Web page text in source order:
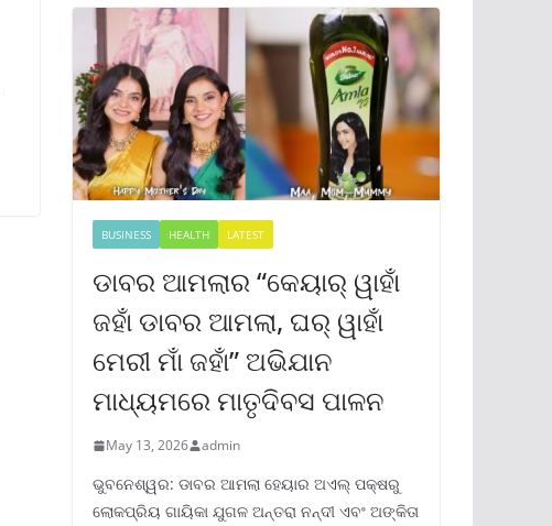
BUSINESS HEALTH LATEST
ଡାବର ଆମଲାର “କେୟାର୍ ୱାହାଁ
ଜହାଁ ଡାବର ଆମଲା, ଘର୍ ୱାହାଁ
ମେରୀ ମାଁ ଜହାଁ” ଅଭିଯାନ
ମାଧ୍ୟମରେ ମାତୃଦିବସ ପାଳନ
May 13, 2026 admin
ଭୁବନେଶ୍ୱର: ଡାବର ଆମଲା ହେୟାର ଅଏଲ୍ ପକ୍ଷରୁ
ଲୋକପ୍ରିୟ ଗାୟିକା ଯୁଗଳ ଅନ୍ତରା ନନ୍ଦୀ ଏବଂ ଅଙ୍କିତା